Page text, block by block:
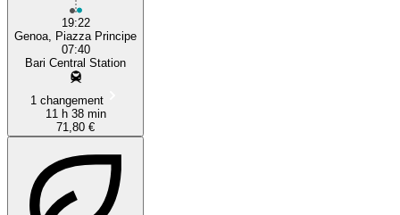
19:22
Genoa, Piazza Principe
07:40
Bari Central Station
1 changement
11 h 38 min
71,80 €